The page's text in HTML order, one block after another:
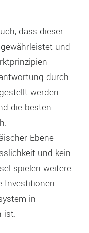
dass dieser
und
durch
werden.
die besten
Ebene
und kein
spielen weitere
Investitionen
in
ist.